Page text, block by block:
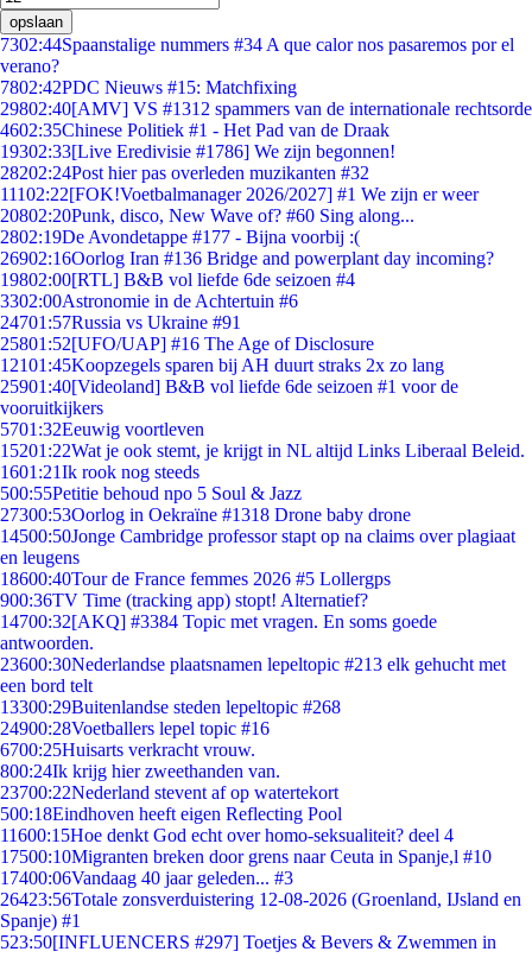
opslaan
7302:44Spaanstalige nummers #34 A que calor nos pasaremos por el
verano?
7802:42PDC Nieuws #15: Matchfixing
29802:40[AMV] VS #1312 spammers van de internationale rechtsorde
4602:35Chinese Politiek #1 - Het Pad van de Draak
19302:33[Live Eredivisie #1786] We zijn begonnen!
28202:24Post hier pas overleden muzikanten #32
11102:22[FOK!Voetbalmanager 2026/2027] #1 We zijn er weer
20802:20Punk, disco, New Wave of? #60 Sing along...
2802:19De Avondetappe #177 - Bijna voorbij :(
26902:16Oorlog Iran #136 Bridge and powerplant day incoming?
19802:00[RTL] B&B vol liefde 6de seizoen #4
3302:00Astronomie in de Achtertuin #6
24701:57Russia vs Ukraine #91
25801:52[UFO/UAP] #16 The Age of Disclosure
12101:45Koopzegels sparen bij AH duurt straks 2x zo lang
25901:40[Videoland] B&B vol liefde 6de seizoen #1 voor de
vooruitkijkers
5701:32Eeuwig voortleven
15201:22Wat je ook stemt, je krijgt in NL altijd Links Liberaal Beleid.
1601:21Ik rook nog steeds
500:55Petitie behoud npo 5 Soul & Jazz
27300:53Oorlog in Oekraïne #1318 Drone baby drone
14500:50Jonge Cambridge professor stapt op na claims over plagiaat
en leugens
18600:40Tour de France femmes 2026 #5 Lollergps
900:36TV Time (tracking app) stopt! Alternatief?
14700:32[AKQ] #3384 Topic met vragen. En soms goede
antwoorden.
23600:30Nederlandse plaatsnamen lepeltopic #213 elk gehucht met
een bord telt
13300:29Buitenlandse steden lepeltopic #268
24900:28Voetballers lepel topic #16
6700:25Huisarts verkracht vrouw.
800:24Ik krijg hier zweethanden van.
23700:22Nederland stevent af op watertekort
500:18Eindhoven heeft eigen Reflecting Pool
11600:15Hoe denkt God echt over homo-seksualiteit? deel 4
17500:10Migranten breken door grens naar Ceuta in Spanje,l #10
17400:06Vandaag 40 jaar geleden... #3
26423:56Totale zonsverduistering 12-08-2026 (Groenland, IJsland en
Spanje) #1
523:50[INFLUENCERS #297] Toetjes & Bevers & Zwemmen in